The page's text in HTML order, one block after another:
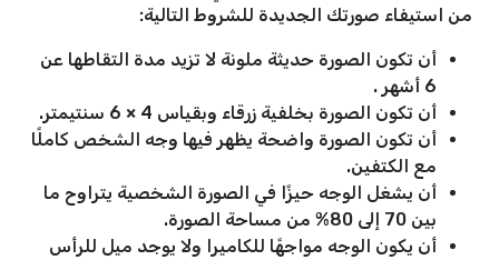
من استيفاء صورتك الجديدة للشروط التالية:
أن تكون الصورة حديثة ملونة لا تزيد مدة التقاطها عن
6 أشهر .
أن تكون الصورة بخلفية زرقاء وبقياس 4 × 6 سنتيمتر.
أن تكون الصورة واضحة يظهر فيها وجه الشخص كاملًا
مع الكتفين.
أن يشغل الوجه حيزًا في الصورة الشخصية يتراوح ما
بين 70 إلى 80% من مساحة الصورة.
أن يكون الوجه مواجهًا للكاميرا ولا يوجد ميل للرأس